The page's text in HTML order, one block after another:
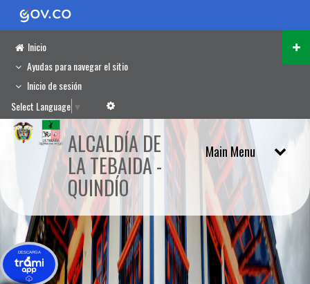
Inicio
Ayudas para navegar el sitio
Inicio de sesión
Select Language ▼
ALCALDÍA DE
LA TEBAIDA -
QUINDÍO
DESCARGA